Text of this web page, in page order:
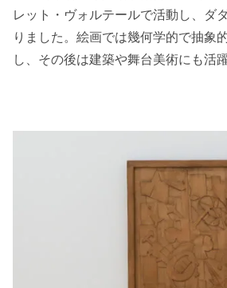
レット・ヴォルテールで活動し、ダ
りました。絵画では幾何学的で抽象
し、その後は建築や舞台美術にも活